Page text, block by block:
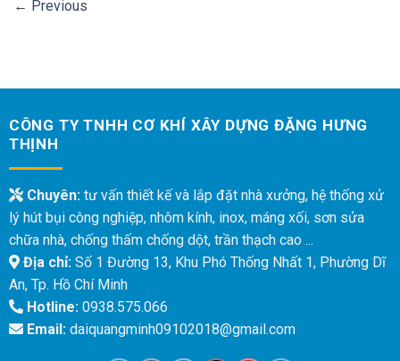
← Previous
CÔNG TY TNHH CƠ KHÍ XÂY DỰNG ĐẶNG HƯNG
THỊNH
Chuyên:tư vấn thiết kế và lắp đặt nhà xưởng, hệ thống xử
lý hút bụi công nghiệp, nhôm kính, inox, máng xối, sơn sửa
chữa nhà, chống thấm chống dột, trần thạch cao ...
Địa chỉ:Số 1 Đường 13, Khu Phó Thống Nhất 1, Phường Dĩ
An, Tp. Hồ Chí Minh
Hotline:0938.575.066
Email:daiquangminh09102018@gmail.com